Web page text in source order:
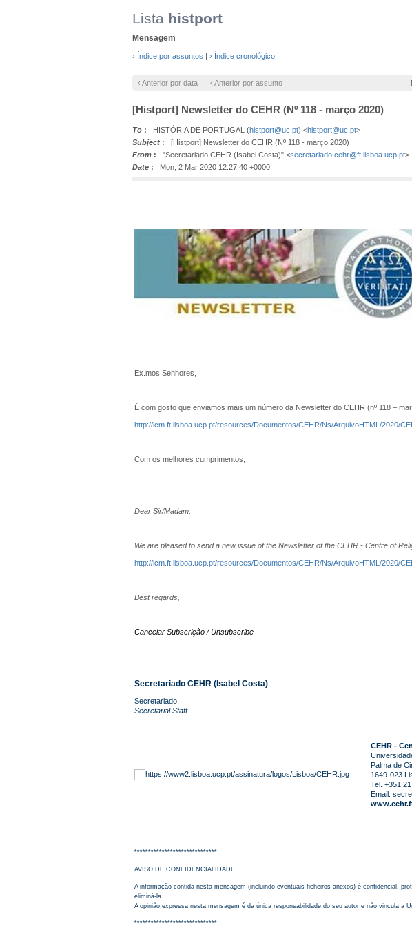
Lista histport
Mensagem
› Índice por assuntos | › Índice cronológico
‹ Anterior por data ‹ Anterior por assunto
[Histport] Newsletter do CEHR (Nº 118 - março 2020)
To : HISTÓRIA DE PORTUGAL (histport@uc.pt) <histport@uc.pt>
Subject : [Histport] Newsletter do CEHR (Nº 118 - março 2020)
From : "Secretariado CEHR (Isabel Costa)" <secretariado.cehr@ft.lisboa.ucp.pt>
Date : Mon, 2 Mar 2020 12:27:40 +0000
Ex.mos Senhores,
É com gosto que enviamos mais um número da Newsletter do CEHR (nº 118 –
http://icm.ft.lisboa.ucp.pt/resources/Documentos/CEHR/Ns/ArquivoHTML/2020/
Com os melhores cumprimentos,
Dear Sir/Madam,
We are pleased to send a new issue of the Newsletter of the CEHR - Centre of
http://icm.ft.lisboa.ucp.pt/resources/Documentos/CEHR/Ns/ArquivoHTML/2020/
Best regards,
Cancelar Subscrição / Unsubscribe
Secretariado CEHR (Isabel Costa)
Secretariado
Secretarial Staff
CEHR -
Palma de
1649-023
Tel. +351
Email:
******************************
AVISO DE CONFIDENCIALIDADE
A informação contida nesta mensagem (incluindo eventuais ficheiros anexos) é confidencial,
eliminá-la.
A opinião expressa nesta mensagem é da única responsabilidade do seu autor e não vincula a
******************************